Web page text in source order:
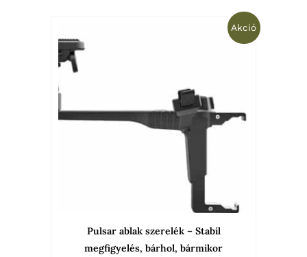
Akció
Pulsar ablak szerelék – Stabil
megfigyelés, bárhol, bármikor